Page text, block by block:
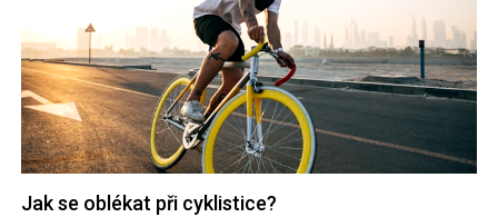
Jak se oblékat při cyklistice?